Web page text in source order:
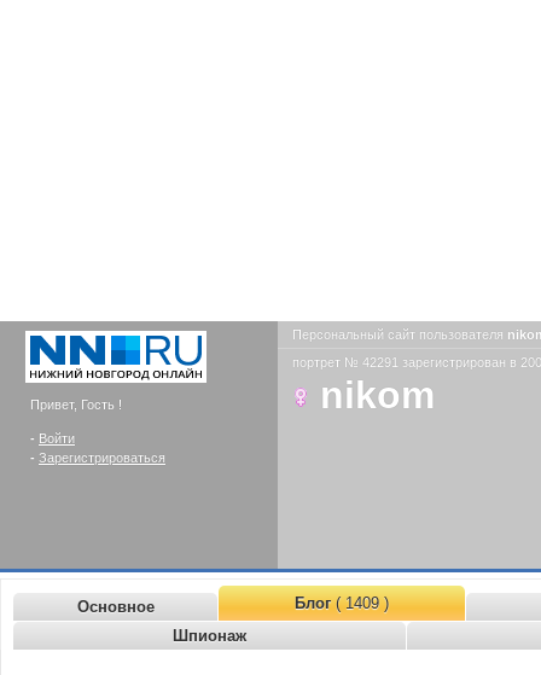
Привет, Гость !
- Войти
- Зарегистрироваться
Персональный сайт пользователя
портрет № 42291 зарегистрирован в
nikom
Основное Блог( 1409 )
Шпионаж